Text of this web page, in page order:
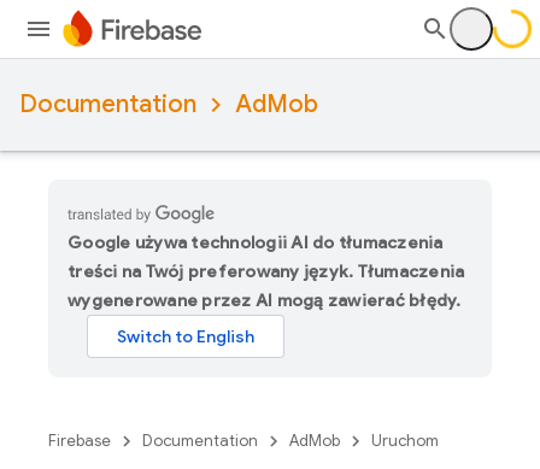
Documentation AdMob
Google używa technologii AI do tłumaczenia
treści na Twój preferowany język. Tłumaczenia
wygenerowane przez AI mogą zawierać błędy.
Firebase Documentation AdMob Uruchom